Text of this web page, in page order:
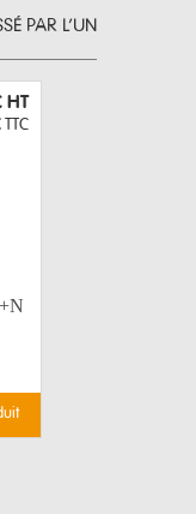
PAR L’UN
HT
TTC